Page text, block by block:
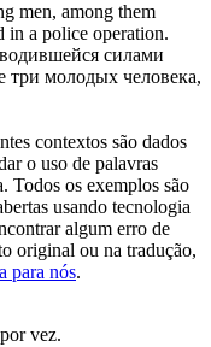
men, among them
in a police operation.
силами
молодых человека,
contextos são dados
o uso de palavras
Todos os exemplos são
usando tecnologia
algum erro de
original ou na tradução,
para nós.
vez.